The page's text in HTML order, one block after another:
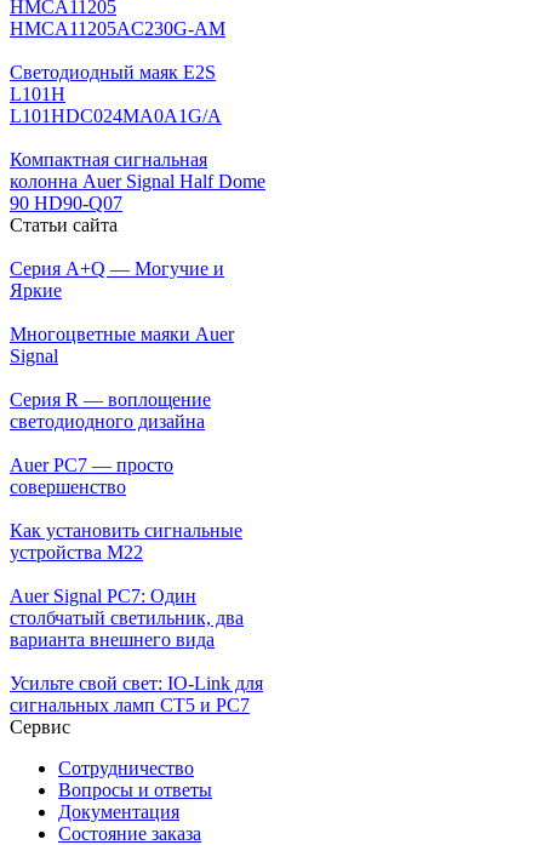
HMCA11205
HMCA11205AC230G-AM
Светодиодный маяк E2S
L101H
L101HDC024MA0A1G/A
Компактная сигнальная
колонна Auer Signal Half Dome
90 HD90-Q07
Статьи сайта
Серия A+Q — Могучие и
Яркие
Многоцветные маяки Auer
Signal
Серия R — воплощение
светодиодного дизайна
Auer PC7 — просто
совершенство
Как установить сигнальные
устройства М22
Auer Signal PC7: Один
столбчатый светильник, два
варианта внешнего вида
Усильте свой свет: IO-Link для
сигнальных ламп CT5 и PC7
Сервис
Сотрудничество
Вопросы и ответы
Документация
Состояние заказа